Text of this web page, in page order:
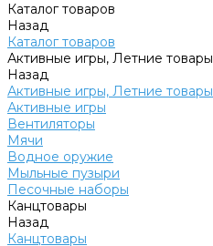
Каталог товаров
Назад
Каталог товаров
Активные игры, Летние товары
Назад
Активные игры, Летние товары
Активные игры
Вентиляторы
Мячи
Водное оружие
Мыльные пузыри
Песочные наборы
Канцтовары
Назад
Канцтовары